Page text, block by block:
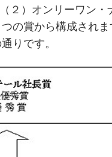
２）オンリーワン
の賞から構成されま
りです。